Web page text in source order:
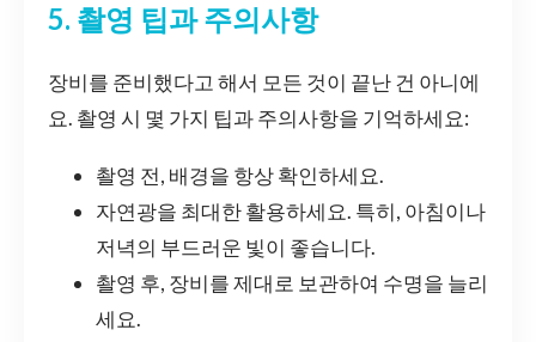
5. 촬영 팁과 주의사항
장비를 준비했다고 해서 모든 것이 끝난 건 아니에
요. 촬영 시 몇 가지 팁과 주의사항을 기억하세요:
촬영 전, 배경을 항상 확인하세요.
자연광을 최대한 활용하세요. 특히, 아침이나
저녁의 부드러운 빛이 좋습니다.
촬영 후, 장비를 제대로 보관하여 수명을 늘리
세요.